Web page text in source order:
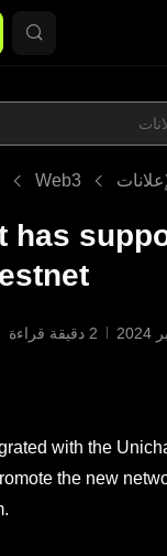
Web3
has
2 دقيقة قراءة
with the
the new